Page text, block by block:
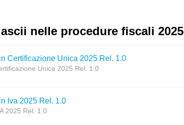
nelle procedure fiscali 2025
Certificazione Unica 2025 Rel. 1.0
Unica 2025 Rel. 1.0
Iva 2025 Rel. 1.0
2025 Rel. 1.0